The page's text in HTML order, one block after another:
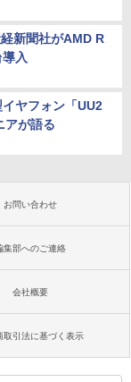
新聞社がAMD R
入
ヤフォン「UU2
アが語る
お問い合わせ
集部へのご連絡
会社概要
取引法に基づく表示